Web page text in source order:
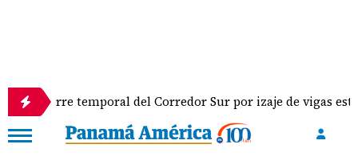
temporal del Corredor Sur por izaje de vigas este fin de